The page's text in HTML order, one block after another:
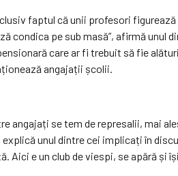
faptul că unii profesori
condica pe sub masă”, afirmă
care ar fi trebuit să fie
angajații școlii.
se tem de represalii, mai
unul dintre cei implicați în
Aici e un club de viespi, se apără și